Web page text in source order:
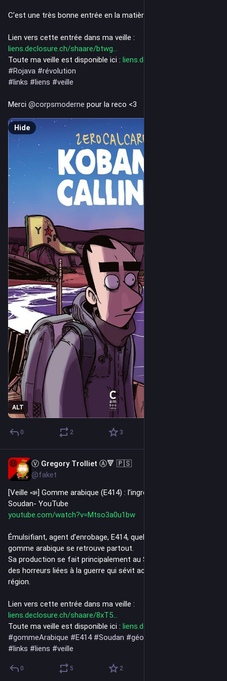
C’est une très bonne entrée en la matière, très facile à suivre.
Lien vers cette entrée dans ma veille :
liens.declosure.ch/shaare/btwg
Toute ma veille est disponible ici : liens.declosure.ch/
#Rojava #révolution
#links #liens #veille
Merci @corpsmoderne pour la reco <3
ALT
Hide
0 2 3
Ⓥ Gregory Trolliet Ⓐ🔻 🇵🇸
@faket
[Veille 📣] Gomme arabique (E414) : l’ingrédient de la guerre au
Soudan- YouTube
youtube.com/watch?v=Mtso3a0u1bw
Émulsifiant, agent d’enrobage, E414, quelque soit son nom, la
gomme arabique se retrouve partout.
Sa production se fait principalement au Soudan et implique
des horreurs liées à la guerre qui sévit actuellement dans la
région.
Lien vers cette entrée dans ma veille :
liens.declosure.ch/shaare/8xT5
Toute ma veille est disponible ici : liens.declosure.ch/
#gommeArabique #E414 #Soudan #géopolitique
#links #liens #veille
0 5 2